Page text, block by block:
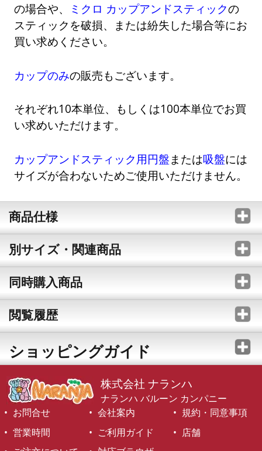
の場合や、
ミクロ カップアンドスティックの
スティックを破損、または紛失した場合等にお
買い求めください。
カップのみの販売もございます。
それぞれ10本単位、もしくは100本単位でお買
い求めいただけます。
カップアンドスティック用円盤または吸盤には
サイズが合わないためご使用いただけません。
商品仕様
別サイズ・関連商品
同時購入商品
閲覧履歴
ショッピングガイド
株式会社 ナランハ
ナランハ バルーン カンパニー
お問合せ
会社案内
規約・同意事項
営業時間
ご利用ガイド
店舗